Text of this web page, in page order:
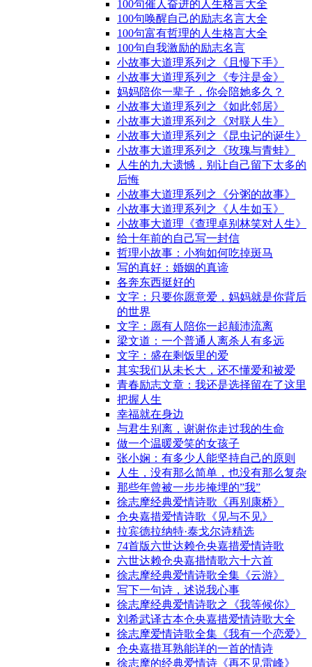
100句催人奋进的人生格言大全
100句唤醒自己的励志名言大全
100句富有哲理的人生格言大全
100句自我激励的励志名言
小故事大道理系列之《且慢下手》
小故事大道理系列之《专注是金》
妈妈陪你一辈子，你会陪她多久？
小故事大道理系列之《如此邻居》
小故事大道理系列之《对联人生》
小故事大道理系列之《昆虫记的诞生》
小故事大道理系列之《玫瑰与青蛙》
人生的九大遗憾，别让自己留下太多的
后悔
小故事大道理系列之《分粥的故事》
小故事大道理系列之《人生如玉》
小故事大道理《查理卓别林笑对人生》
给十年前的自己写一封信
哲理小故事：小狗如何吃掉斑马
写的真好：婚姻的真谛
各奔东西挺好的
文字：只要你愿意爱，妈妈就是你背后
的世界
文字：愿有人陪你一起颠沛流离
梁文道：一个普通人离杀人有多远
文字：盛在剩饭里的爱
其实我们从未长大，还不懂爱和被爱
青春励志文章：我还是选择留在了这里
把握人生
幸福就在身边
与君生别离，谢谢你走过我的生命
做一个温暖爱笑的女孩子
张小娴：有多少人能坚持自己的原则
人生，没有那么简单，也没有那么复杂
那些年曾被一步步掩埋的”我”
徐志摩经典爱情诗歌《再别康桥》
仓央嘉措爱情诗歌《见与不见》
拉宾德拉纳特·泰戈尔诗精选
74首版六世达赖仓央嘉措爱情诗歌
六世达赖仓央嘉措情歌六十六首
徐志摩经典爱情诗歌全集《云游》
写下一句诗，述说我心事
徐志摩经典爱情诗歌之《我等候你》
刘希武译古本仓央嘉措爱情诗歌大全
徐志摩爱情诗歌全集《我有一个恋爱》
仓央嘉措耳熟能详的一首的情诗
徐志摩的经典爱情诗《再不见雷峰》